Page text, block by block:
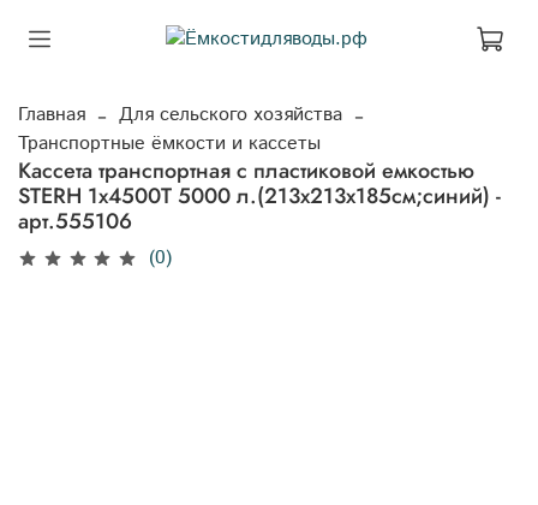
Главная
Для сельского хозяйства
Транспортные ёмкости и кассеты
Кассета транспортная с пластиковой емкостью
STERH 1х4500T 5000 л.(213x213x185см;синий) -
арт.555106
(0)